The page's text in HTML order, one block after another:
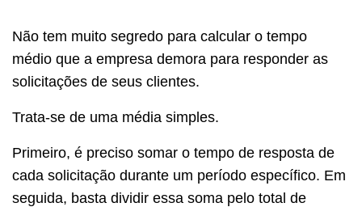
Não tem muito segredo para calcular o tempo
médio que a empresa demora para responder as
solicitações de seus clientes.
Trata-se de uma média simples.
Primeiro, é preciso somar o tempo de resposta de
cada solicitação durante um período específico. Em
seguida, basta dividir essa soma pelo total de